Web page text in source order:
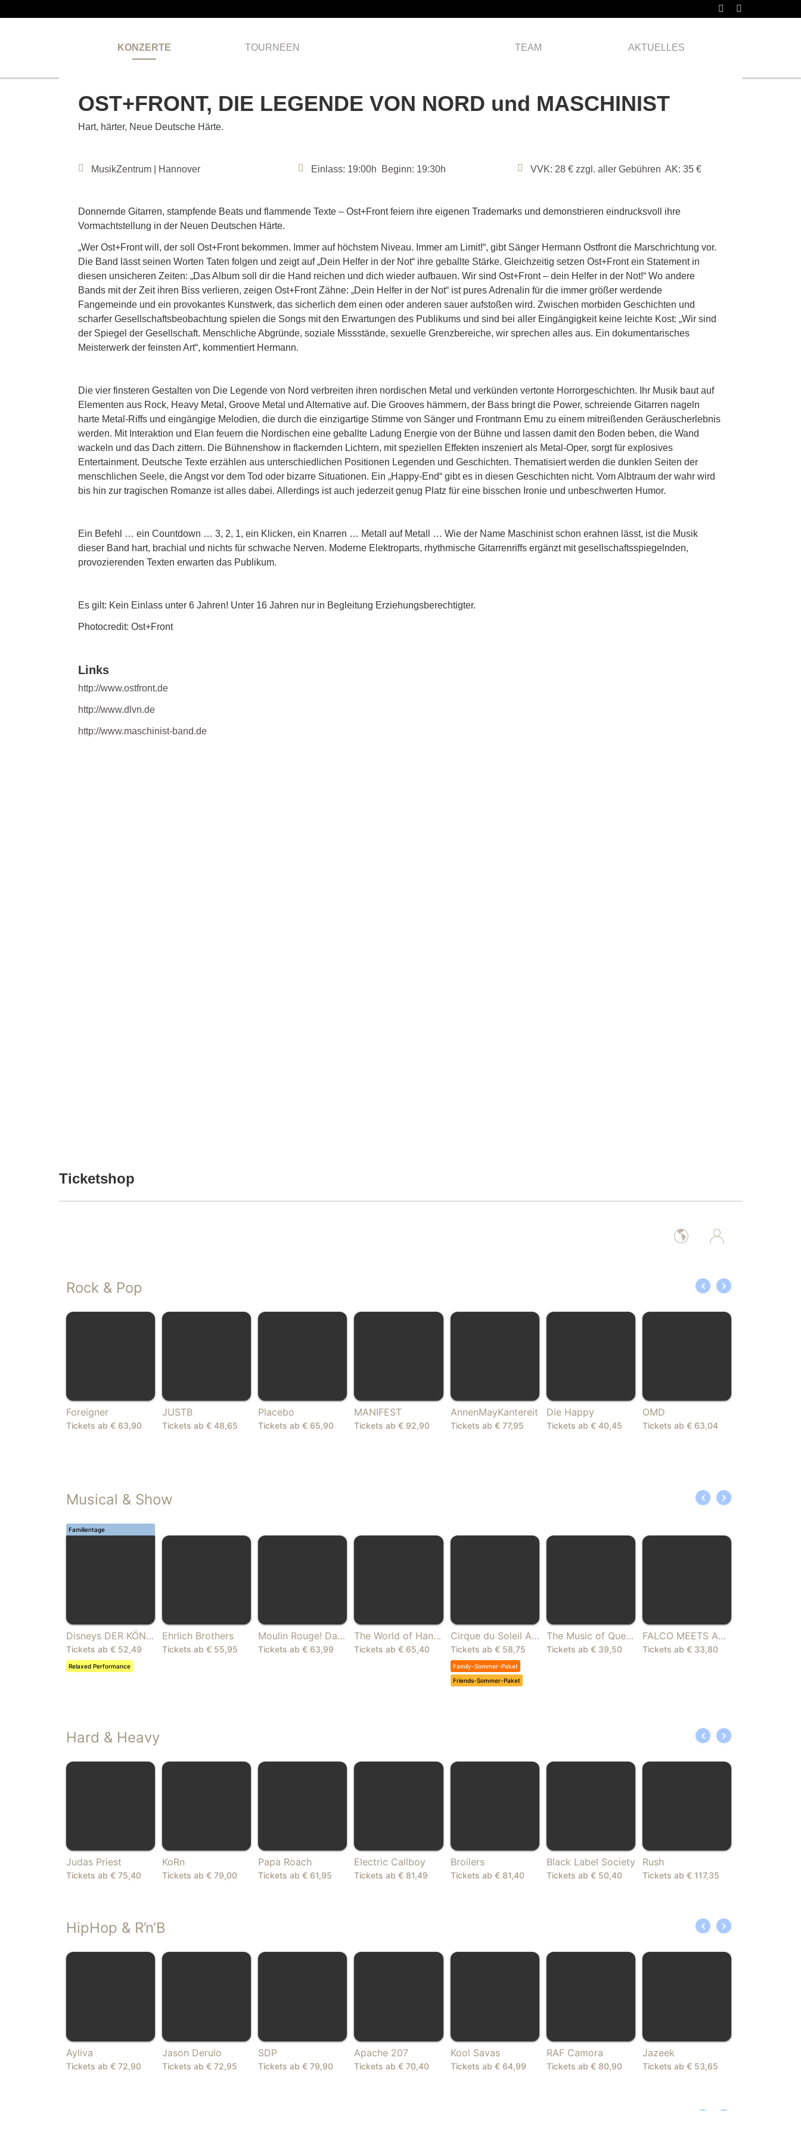
KONZERTE TOURNEEN TEAM AKTUELLES13.04.
OST+FRONT, DIE LEGENDE VON NORD und MASCHINIST
Hart, härter, Neue Deutsche Härte.
MusikZentrum | Hannover Einlass: 19:00h Beginn: 19:30h VVK: 28 € zzgl. aller Gebühren AK: 35 €
Donnernde Gitarren, stampfende Beats und flammende Texte – Ost+Front feiern ihre eigenen Trademarks und demonstrieren eindrucksvoll ihre
Vormachtstellung in der Neuen Deutschen Härte.
„Wer Ost+Front will, der soll Ost+Front bekommen. Immer auf höchstem Niveau. Immer am Limit!“, gibt Sänger Hermann Ostfront die Marschrichtung vor.
Die Band lässt seinen Worten Taten folgen und zeigt auf „Dein Helfer in der Not“ ihre geballte Stärke. Gleichzeitig setzen Ost+Front ein Statement in
diesen unsicheren Zeiten: „Das Album soll dir die Hand reichen und dich wieder aufbauen. Wir sind Ost+Front – dein Helfer in der Not!“ Wo andere
Bands mit der Zeit ihren Biss verlieren, zeigen Ost+Front Zähne: „Dein Helfer in der Not“ ist pures Adrenalin für die immer größer werdende
Fangemeinde und ein provokantes Kunstwerk, das sicherlich dem einen oder anderen sauer aufstoßen wird. Zwischen morbiden Geschichten und
scharfer Gesellschaftsbeobachtung spielen die Songs mit den Erwartungen des Publikums und sind bei aller Eingängigkeit keine leichte Kost: „Wir sind
der Spiegel der Gesellschaft. Menschliche Abgründe, soziale Missstände, sexuelle Grenzbereiche, wir sprechen alles aus. Ein dokumentarisches
Meisterwerk der feinsten Art“, kommentiert Hermann.
Die vier finsteren Gestalten von Die Legende von Nord verbreiten ihren nordischen Metal und verkünden vertonte Horrorgeschichten. Ihr Musik baut auf
Elementen aus Rock, Heavy Metal, Groove Metal und Alternative auf. Die Grooves hämmern, der Bass bringt die Power, schreiende Gitarren nageln
harte Metal-Riffs und eingängige Melodien, die durch die einzigartige Stimme von Sänger und Frontmann Emu zu einem mitreißenden Geräuscherlebnis
werden. Mit Interaktion und Elan feuern die Nordischen eine geballte Ladung Energie von der Bühne und lassen damit den Boden beben, die Wand
wackeln und das Dach zittern. Die Bühnenshow in flackernden Lichtern, mit speziellen Effekten inszeniert als Metal-Oper, sorgt für explosives
Entertainment. ​Deutsche Texte erzählen aus unterschiedlichen Positionen Legenden und Geschichten. Thematisiert werden die dunklen Seiten der
menschlichen Seele, die Angst vor dem Tod oder bizarre Situationen. Ein „Happy-End“ gibt es in diesen Geschichten nicht. Vom Albtraum der wahr wird
bis hin zur tragischen Romanze ist alles dabei. Allerdings ist auch jederzeit genug Platz für eine bisschen Ironie und unbeschwerten Humor.
Ein Befehl … ein Countdown … 3, 2, 1, ein Klicken, ein Knarren … Metall auf Metall … Wie der Name Maschinist schon erahnen lässt, ist die Musik
dieser Band hart, brachial und nichts für schwache Nerven. Moderne Elektroparts, rhythmische Gitarrenriffs ergänzt mit gesellschaftsspiegelnden,
provozierenden Texten erwarten das Publikum.
Es gilt: Kein Einlass unter 6 Jahren! Unter 16 Jahren nur in Begleitung Erziehungsberechtigter.
Photocredit: Ost+Front
Links
http://www.ostfront.de
http://www.dlvn.de
http://www.maschinist-band.de
Ticketshop